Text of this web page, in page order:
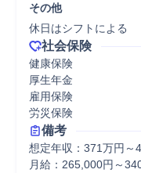
その他
休日はシフトによる
社会保険
健康保険
厚生年金
雇用保険
労災保険
備考
想定年収：371万円～
月給：265,000円～